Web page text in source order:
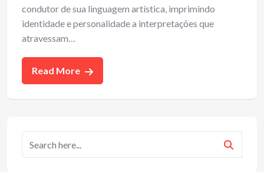
condutor de sua linguagem artística, imprimindo
identidade e personalidade a interpretações que
atravessam…
Read More